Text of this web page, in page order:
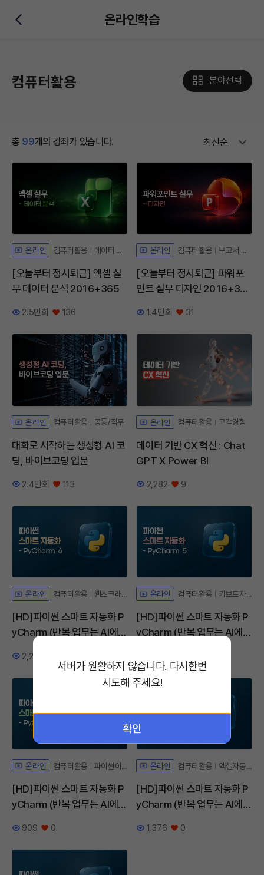
뒤로가기 온라인학습
컴퓨터활용 분야선택
총 99개의 강좌가 있습니다. 최신순
온라인 컴퓨터활용 데이터 분석
[오늘부터 정시퇴근] 엑셀 실
무 데이터 분석 2016+365
조회수
2.5만회
좋아요
136
온라인 컴퓨터활용 보고서 디자인
[오늘부터 정시퇴근] 파워포
인트 실무 디자인 2016+36
조회수
1.4만회
좋아요
31
온라인 컴퓨터활용 공통/직무
대화로 시작하는 생성형 AI 코
딩, 바이브코딩 입문
조회수
2.4만회
좋아요
113
온라인 컴퓨터활용 고객경험
데이터 기반 CX 혁신 : Chat
GPT X Power BI
조회수
2,282
좋아요
9
온라인 컴퓨터활용 웹스크래핑
[HD]파이썬 스마트 자동화 P
yCharm (반복 업무는 AI에게
조회수
2,228
좋아요
온라인 컴퓨터활용 키보드자동화
[HD]파이썬 스마트 자동화 P
yCharm (반복 업무는 AI에게
조회수 좋아요
온라인 컴퓨터활용 파이썬이미지처리
[HD]파이썬 스마트 자동화 P
yCharm (반복 업무는 AI에게
조회수
909
좋아요
0
온라인 컴퓨터활용 엑셀자동화
[HD]파이썬 스마트 자동화 P
yCharm (반복 업무는 AI에게
조회수
1,376
좋아요
0
서버가 원활하지 않습니다. 다시한번
시도해 주세요!
확인